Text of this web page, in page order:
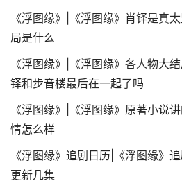
《浮图缘》|《浮图缘》肖铎是真
局是什么
《浮图缘》|《浮图缘》各人物大
铎和步音楼最后在一起了吗
《浮图缘》|《浮图缘》原著小说
情怎么样
《浮图缘》追剧日历|《浮图缘》
更新几集